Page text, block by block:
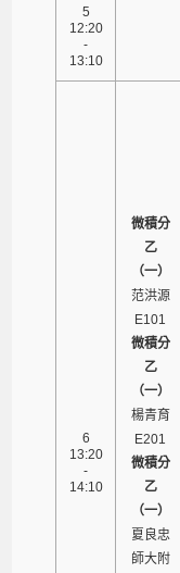
5
12:20
-
13:10
6
13:20
-
14:10
微積分
乙
（一）
范洪源
E101
微積分
乙
（一）
楊青育
E201
微積分
乙
（一）
夏良忠
師大附